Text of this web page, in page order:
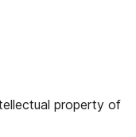
property of